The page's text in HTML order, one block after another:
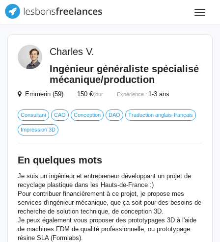
Toggle
Charles V.
Ingénieur généraliste spécialisé
mécanique/production
Emmerin (59) 150 €/jour Expérience : 1-3 ans
Consultant CAO Conception DAO Traduction anglais-français
Impression 3D
En quelques mots
Je suis un ingénieur et entrepreneur développant un projet de
recyclage plastique dans les Hauts-de-France :)
Pour contribuer financièrement à ce projet, je propose mes
services d'ingénieur mécanique, que ça soit pour des besoins de
recherche de solution technique, de conception 3D.
Je peux également vous proposer des prototypages 3D à l'aide
de machines FDM de qualité professionnelle, ou prototypage
résine SLA (Formlabs).